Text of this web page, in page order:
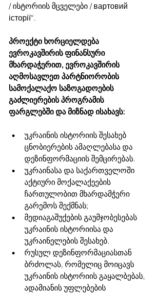
/ ისტორიის მცველები / вартовий
історії“.
პროექტი ხორციელდება
ევროკავშირის ფინანსური
მხარდაჭერით, ევროკავშირის
აღმოსავლეთ პარტნიორობის
სამოქალაქო საზოგადოების
გაძლიერების პროგრამის
ფარგლებში და მიზნად ისახავს:
უკრაინის ისტორიის შესახებ
ცნობიერების ამაღლებასა და
დეზინფორმაციის შემცირებას.
უკრაინასა და საქართველოში
აქტიური მოქალაქეების
ჩართულობით მხარდამჭერი
გარემოს შექმნას;
მედიაგაშუქების გაუმჯობესებას
უკრაინის ისტორიისა და
უკრაინელების შესახებ.
რუსულ დეზინფორმაციასთან
ბრძოლას, რომელიც მოიცავს
უკრაინის ისტორიის გაყალბებას,
ადამიანის უფლებების